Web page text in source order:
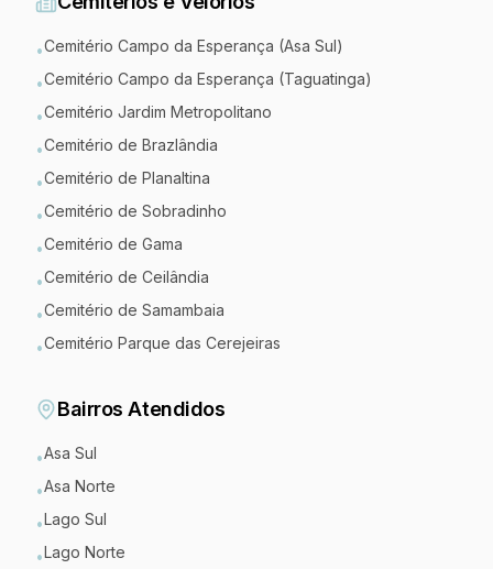
•Cemitério Campo da Esperança (Asa Sul)
•Cemitério Campo da Esperança (Taguatinga)
•Cemitério Jardim Metropolitano
•Cemitério de Brazlândia
•Cemitério de Planaltina
•Cemitério de Sobradinho
•Cemitério de Gama
•Cemitério de Ceilândia
•Cemitério de Samambaia
•Cemitério Parque das Cerejeiras
Bairros Atendidos
•Asa Sul
•Asa Norte
•Lago Sul
•Lago Norte